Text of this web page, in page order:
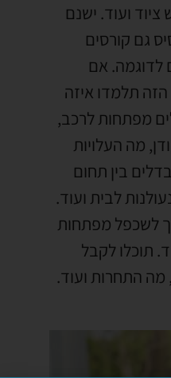
ועוד. ישנם
גם קורסים
לדוגמה. אם
תלמדו איזה
מפתחות לרכב,
, מה העלויות
בין תחום
לבית ועוד.
לשכפל מפתחות
. תוכלו לקבל
, מה התחרות ועוד.